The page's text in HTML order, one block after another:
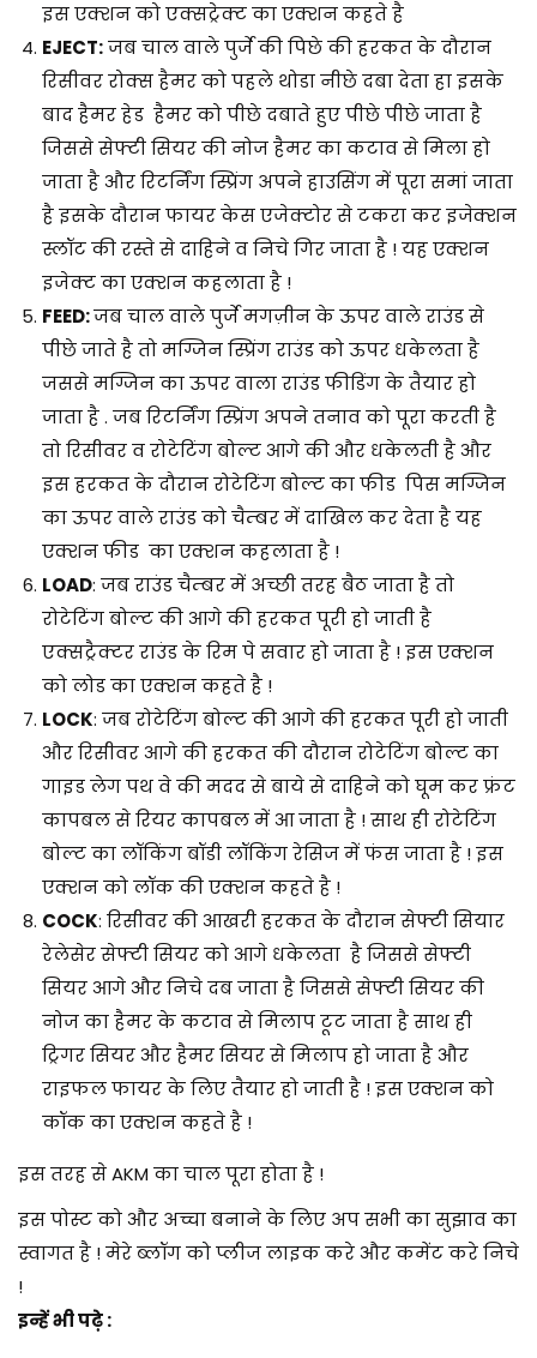
इस एक्शन को एक्सट्रेक्ट का एक्शन कहते है
EJECT:जब चाल वाले पुर्जे की पिछे की हरकत के दौरान
रिसीवर रोक्स हैमर को पहले थोडा नीछे दबा देता हा इसके
बाद हैमर हेड हैमर को पीछे दबाते हुए पीछे पीछे जाता है
जिससे सेफ्टी सियर की नोज हैमर का कटाव से मिला हो
जाता है और रिटर्निंग स्प्रिंग अपने हाउसिंग में पूरा समां जाता
है इसके दौरान फायर केस एजेक्टोर से टकरा कर इजेक्शन
स्लॉट की रस्ते से दाहिने व निचे गिर जाता है ! यह एक्शन
इजेक्ट का एक्शन कहलाता है !
FEED:जब चाल वाले पुर्जे मगज़ीन के ऊपर वाले राउंड से
पीछे जाते है तो मग्जिन स्प्रिंग राउंड को ऊपर धकेलता है
जससे मग्जिन का ऊपर वाला राउंड फीडिंग के तैयार हो
जाता है . जब रिटर्निंग स्प्रिंग अपने तनाव को पूरा करती है
तो रिसीवर व रोटेटिंग बोल्ट आगे की और धकेलती है और
इस हरकत के दौरान रोटेटिंग बोल्ट का फीड पिस मग्जिन
का ऊपर वाले राउंड को चैम्बर में दाखिल कर देता है यह
एक्शन फीड का एक्शन कहलाता है !
LOAD: जब राउंड चैम्बर में अच्छी तरह बैठ जाता है तो
रोटेटिंग बोल्ट की आगे की हरकत पूरी हो जाती है
एक्सट्रैक्टर राउंड के रिम पे सवार हो जाता है ! इस एक्शन
को लोड का एक्शन कहते है !
LOCK: जब रोटेटिंग बोल्ट की आगे की हरकत पूरी हो जाती
और रिसीवर आगे की हरकत की दौरान रोटेटिंग बोल्ट का
गाइड लेग पथ वे की मदद से बाये से दाहिने को घूम कर फ्रंट
कापबल से रियर कापबल में आ जाता है ! साथ ही रोटेटिंग
बोल्ट का लॉकिंग बॉडी लॉकिंग रेसिज में फंस जाता है ! इस
एक्शन को लॉक की एक्शन कहते है !
COCK: रिसीवर की आखरी हरकत के दौरान सेफ्टी सियार
रेलेसेर सेफ्टी सियर को आगे धकेलता है जिससे सेफ्टी
सियर आगे और निचे दब जाता है जिससे सेफ्टी सियर की
नोज का हैमर के कटाव से मिलाप टूट जाता है साथ ही
ट्रिगर सियर और हैमर सियर से मिलाप हो जाता है और
राइफल फायर के लिए तैयार हो जाती है ! इस एक्शन को
कॉक का एक्शन कहते है !
इस तरह से AKM का चाल पूरा होता है !
इस पोस्ट को और अच्चा बनाने के लिए अप सभी का सुझाव का
स्वागत है ! मेरे ब्लॉग को प्लीज लाइक करे और कमेंट करे निचे
!
इन्हें भी पढ़े :